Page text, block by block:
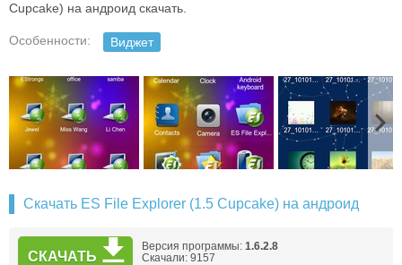
Cupcake) на андроид скачать.
Особенности: Виджет
Скачать ES File Explorer (1.5 Cupcake) на андроид
СКАЧАТЬ
Версия программы: 1.6.2.8
Скачали: 9157